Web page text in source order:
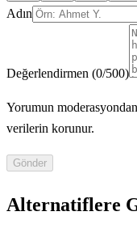
Adın
Değerlendirmen (0/500)
Yorumun
verilerin korunur.
Gönder
Alternatiflere